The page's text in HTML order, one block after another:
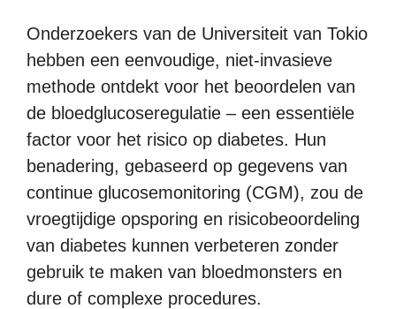
Onderzoekers van de Universiteit van Tokio
hebben een eenvoudige, niet-invasieve
methode ontdekt voor het beoordelen van
de bloedglucoseregulatie – een essentiële
factor voor het risico op diabetes. Hun
benadering, gebaseerd op gegevens van
continue glucosemonitoring (CGM), zou de
vroegtijdige opsporing en risicobeoordeling
van diabetes kunnen verbeteren zonder
gebruik te maken van bloedmonsters en
dure of complexe procedures.